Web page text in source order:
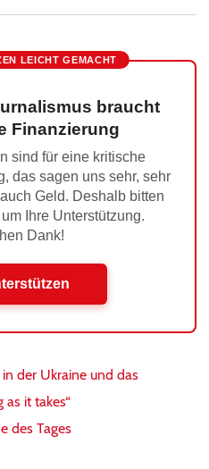
LEICHT GEMACHT
braucht
Finanzierung
sind für eine kritische
das sagen uns sehr, sehr
Geld. Deshalb bitten
Ihre Unterstützung.
Dank!
in der Ukraine und das
it takes“
des Tages